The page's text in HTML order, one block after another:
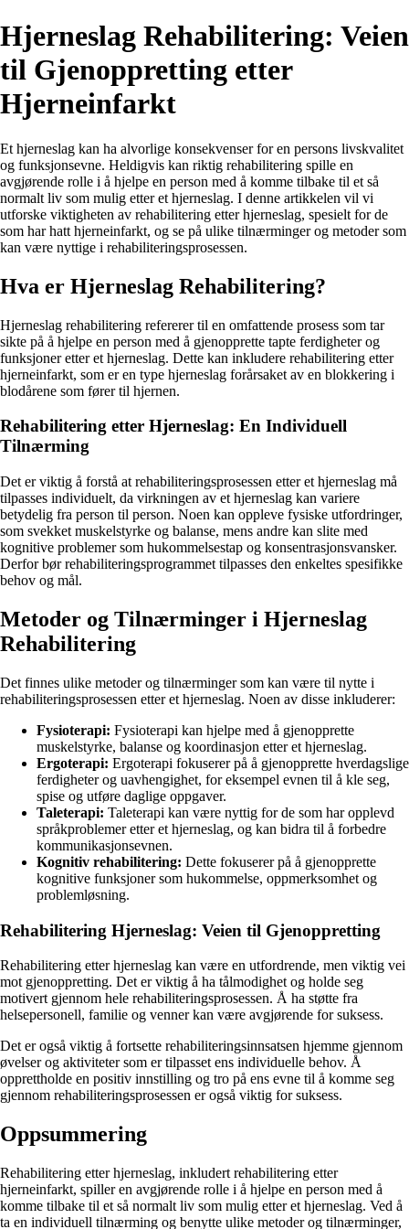
Hjerneslag Rehabilitering: Veien
til Gjenoppretting etter
Hjerneinfarkt
Et hjerneslag kan ha alvorlige konsekvenser for en persons livskvalitet
og funksjonsevne. Heldigvis kan riktig rehabilitering spille en
avgjørende rolle i å hjelpe en person med å komme tilbake til et så
normalt liv som mulig etter et hjerneslag. I denne artikkelen vil vi
utforske viktigheten av rehabilitering etter hjerneslag, spesielt for de
som har hatt hjerneinfarkt, og se på ulike tilnærminger og metoder som
kan være nyttige i rehabiliteringsprosessen.
Hva er Hjerneslag Rehabilitering?
Hjerneslag rehabilitering refererer til en omfattende prosess som tar
sikte på å hjelpe en person med å gjenopprette tapte ferdigheter og
funksjoner etter et hjerneslag. Dette kan inkludere rehabilitering etter
hjerneinfarkt, som er en type hjerneslag forårsaket av en blokkering i
blodårene som fører til hjernen.
Rehabilitering etter Hjerneslag: En Individuell
Tilnærming
Det er viktig å forstå at rehabiliteringsprosessen etter et hjerneslag må
tilpasses individuelt, da virkningen av et hjerneslag kan variere
betydelig fra person til person. Noen kan oppleve fysiske utfordringer,
som svekket muskelstyrke og balanse, mens andre kan slite med
kognitive problemer som hukommelsestap og konsentrasjonsvansker.
Derfor bør rehabiliteringsprogrammet tilpasses den enkeltes spesifikke
behov og mål.
Metoder og Tilnærminger i Hjerneslag
Rehabilitering
Det finnes ulike metoder og tilnærminger som kan være til nytte i
rehabiliteringsprosessen etter et hjerneslag. Noen av disse inkluderer:
Fysioterapi: Fysioterapi kan hjelpe med å gjenopprette
muskelstyrke, balanse og koordinasjon etter et hjerneslag.
Ergoterapi: Ergoterapi fokuserer på å gjenopprette hverdagslige
ferdigheter og uavhengighet, for eksempel evnen til å kle seg,
spise og utføre daglige oppgaver.
Taleterapi: Taleterapi kan være nyttig for de som har opplevd
språkproblemer etter et hjerneslag, og kan bidra til å forbedre
kommunikasjonsevnen.
Kognitiv rehabilitering: Dette fokuserer på å gjenopprette
kognitive funksjoner som hukommelse, oppmerksomhet og
problemløsning.
Rehabilitering Hjerneslag: Veien til Gjenoppretting
Rehabilitering etter hjerneslag kan være en utfordrende, men viktig vei
mot gjenoppretting. Det er viktig å ha tålmodighet og holde seg
motivert gjennom hele rehabiliteringsprosessen. Å ha støtte fra
helsepersonell, familie og venner kan være avgjørende for suksess.
Det er også viktig å fortsette rehabiliteringsinnsatsen hjemme gjennom
øvelser og aktiviteter som er tilpasset ens individuelle behov. Å
opprettholde en positiv innstilling og tro på ens evne til å komme seg
gjennom rehabiliteringsprosessen er også viktig for suksess.
Oppsummering
Rehabilitering etter hjerneslag, inkludert rehabilitering etter
hjerneinfarkt, spiller en avgjørende rolle i å hjelpe en person med å
komme tilbake til et så normalt liv som mulig etter et hjerneslag. Ved å
ta en individuell tilnærming og benytte ulike metoder og tilnærminger,